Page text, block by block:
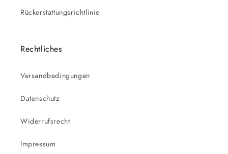
Rückerstattungsrichtlinie
Rechtliches
Versandbedingungen
Datenschutz
Widerrufsrecht
Impressum